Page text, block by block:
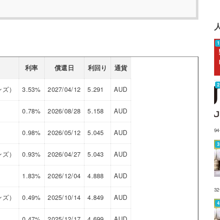
利率 償還日 利回り 通貨
） 3.53% 2027/04/12 5.291 AUD
0.78% 2026/08/28 5.158 AUD
0.98% 2026/05/12 5.045 AUD
） 0.93% 2026/04/27 5.043 AUD
1.83% 2026/12/04 4.888 AUD
） 0.49% 2025/10/14 4.849 AUD